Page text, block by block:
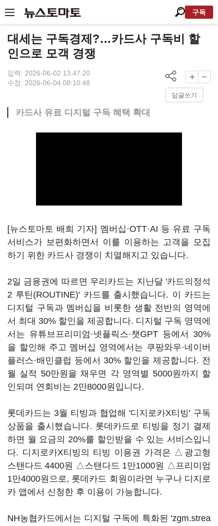
구독
대세는 구독경제?…카드사 구독비 할
인으로 모객 경쟁
입력: 2026-06-02 13:47:20
수정: 2026-06-04 08:10:48
답글쓰기
카드사 유료 디지털 구독 혜택 확대
[뉴스토마토 배희 기자] 멤버십·OTT·AI 등 유료 구독
서비스가 보편화하면서 이를 이용하는 고객을 모집
하기 위한 카드사 경쟁이 치열해지고 있습니다.
2일 금융권에 따르면 우리카드는 지난달 '카드의정석
2 루틴(ROUTINE)' 카드를 출시했습니다. 이 카드는
디지털 구독과 멤버십을 비롯한 생활 전반의 영역에
서 최대 30% 할인을 제공합니다. 디지털 구독 영역에
서는 유튜브프리미엄·넷플릭스·챗GPT 등에서 30%
을 할인해 주고 멤버십 영역에서는 쿠팡와우·네이버
플러스·배민클럽 등에서 30% 할인을 제공합니다. 전
월 실적 50만원을 채우면 각 영역별 5000원까지 할
인되며 연회비는 2만8000원입니다.
롯데카드는 3월 티빙과 협업해 '디지로카X티빙' 구독
상품을 출시했습니다. 롯데카드로 티빙을 정기 결제
하면 월 요금의 20%를 할인받을 수 있는 서비스입니
다. 디지로카X티빙의 티빙 이용권 가격은 △광고형
스탠다드 4400원 △스탠다드 1만1000원 △프리미엄
1만4000원으로, 롯데카드 회원이라면 누구나 디지로
카 앱에서 신청한 후 이용이 가능합니다.
NH농협카드에서는 디지털 구독에 특화된 'zgm.strea